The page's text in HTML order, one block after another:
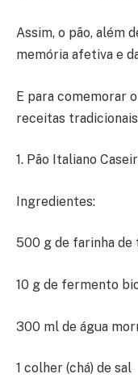
Assim, o pão, além
memória afetiva e
E para comemorar
receitas
1. Pão Italiano
Ingredientes:
500 g de farinha de
10 g de fermento
300 ml de água
1 colher (chá) de sal